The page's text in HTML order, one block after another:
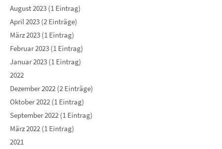
August 2023 (1 Eintrag)
April 2023 (2 Einträge)
März 2023 (1 Eintrag)
Februar 2023 (1 Eintrag)
Januar 2023 (1 Eintrag)
2022
Dezember 2022 (2 Einträge)
Oktober 2022 (1 Eintrag)
September 2022 (1 Eintrag)
März 2022 (1 Eintrag)
2021